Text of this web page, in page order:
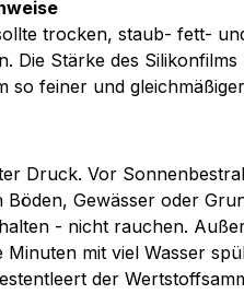
trocken, staub- fett-
Die Stärke des
so feiner und
Druck. Vor
Böden, Gewässer oder
- nicht rauchen.
Minuten mit viel Wasser
der